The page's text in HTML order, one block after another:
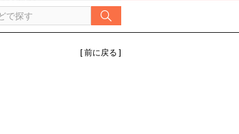
[ 前に戻る ]